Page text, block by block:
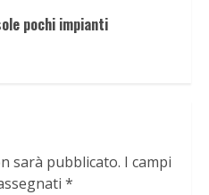
pochi impianti
sarà pubblicato. I campi
*